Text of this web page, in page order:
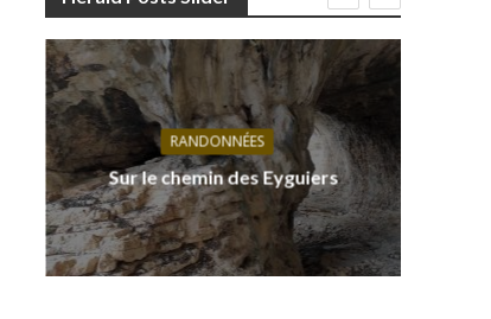
RANDONNÉES
Sur le chemin des Eyguiers